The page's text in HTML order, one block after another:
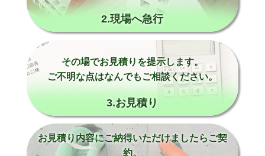
2.現場へ急行
その場でお見積りを提示します。
ご不明な点はなんでもご相談ください。
3.お見積り
お見積り内容にご納得いただけましたらご契
約。